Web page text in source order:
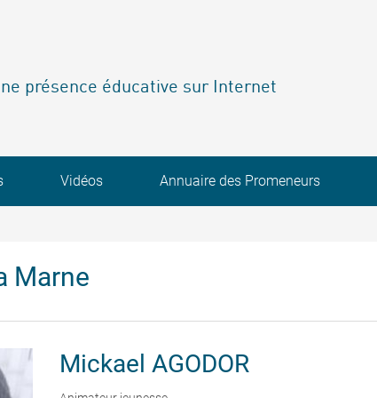
présence éducative sur Internet
Vidéos Annuaire des Promeneurs
Marne
Mickael AGODOR